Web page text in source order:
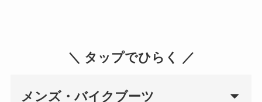
＼ タップでひらく ／
メンズ・バイクブーツ